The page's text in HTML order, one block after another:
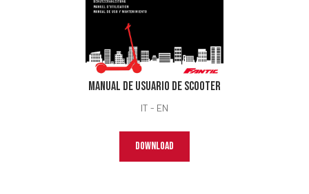
Manual de usuario de Scooter
IT - EN
DOWNLOAD